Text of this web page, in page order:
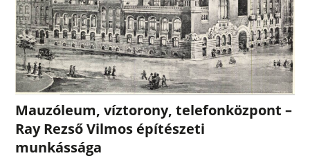
Mauzóleum, víztorony, telefonközpont –
Ray Rezső Vilmos építészeti
munkássága